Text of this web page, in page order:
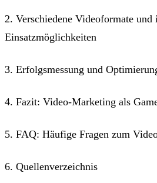
2. Verschiedene Videoformate und
Einsatzmöglichkeiten
3. Erfolgsmessung und
4. Fazit: Video-Marketing als
5. FAQ: Häufige Fragen zum
6. Quellenverzeichnis